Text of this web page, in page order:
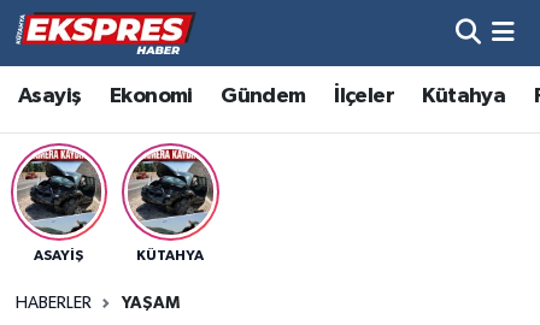
Asayiş Ekonomi Gündem İlçeler Kütahya
ASAYIŞ KÜTAHYA
HABERLER YAŞAM
Altıntaş
Asayiş
Aslanapa
Hava Durumu
Trafik Durumu
Süper Lig Puan Durumu ve Fikstür